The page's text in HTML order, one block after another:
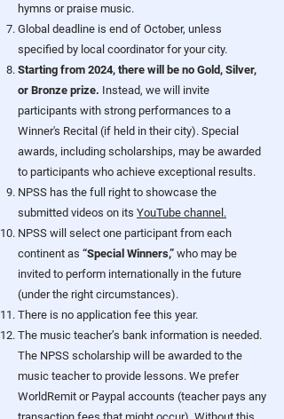
hymns or praise music.
Global deadline is end of October, unless
specified by local coordinator for your city.
Starting from 2024, there will be no Gold, Silver,
or Bronze prize. Instead, we will invite
participants with strong performances to a
Winner's Recital (if held in their city). Special
awards, including scholarships, may be awarded
to participants who achieve exceptional results.
NPSS has the full right to showcase the
submitted videos on its YouTube channel.
NPSS will select one participant from each
continent as “Special Winners,” who may be
invited to perform internationally in the future
(under the right circumstances).
There is no application fee this year.
The music teacher’s bank information is needed.
The NPSS scholarship will be awarded to the
music teacher to provide lessons. We prefer
WorldRemit or Paypal accounts (teacher pays any